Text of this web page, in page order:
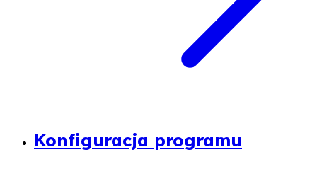
Konfiguracja programu